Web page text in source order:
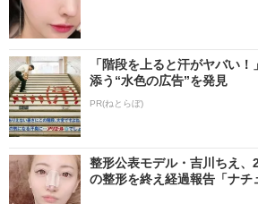
「階段を上ると汗がヤバい
添う“水色の広告”を発見
PR(ねとらぼ)
整形公表モデル・吉川ちえ、
の整形を終え経過報告「ナチ